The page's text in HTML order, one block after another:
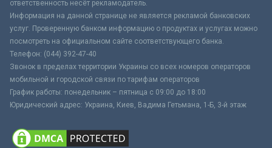
ответственность несёт рекламодатель.
Информация на данной странице не является рекламой банковских
услуг. Проверенную банком информацию о продуктах и услугах можно
посмотреть на официальном сайте соответствующего банка.
Телефон: (044) 392-47-40
Звонок в пределах территории Украины со всех номеров операторов
мобильной и городской связи по тарифам операторов
График работы: понедельник – пятница с 09:00 до 18:00
Юридический адрес: Украина, Киев, Вадима Гетьмана, 1-Б, 3-й этаж